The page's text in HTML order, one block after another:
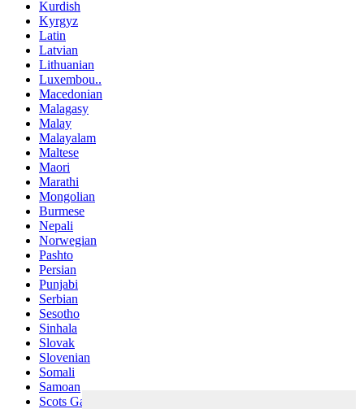
Kurdish
Kyrgyz
Latin
Latvian
Lithuanian
Luxembou..
Macedonian
Malagasy
Malay
Malayalam
Maltese
Maori
Marathi
Mongolian
Burmese
Nepali
Norwegian
Pashto
Persian
Punjabi
Serbian
Sesotho
Sinhala
Slovak
Slovenian
Somali
Samoan
Scots Gaelic